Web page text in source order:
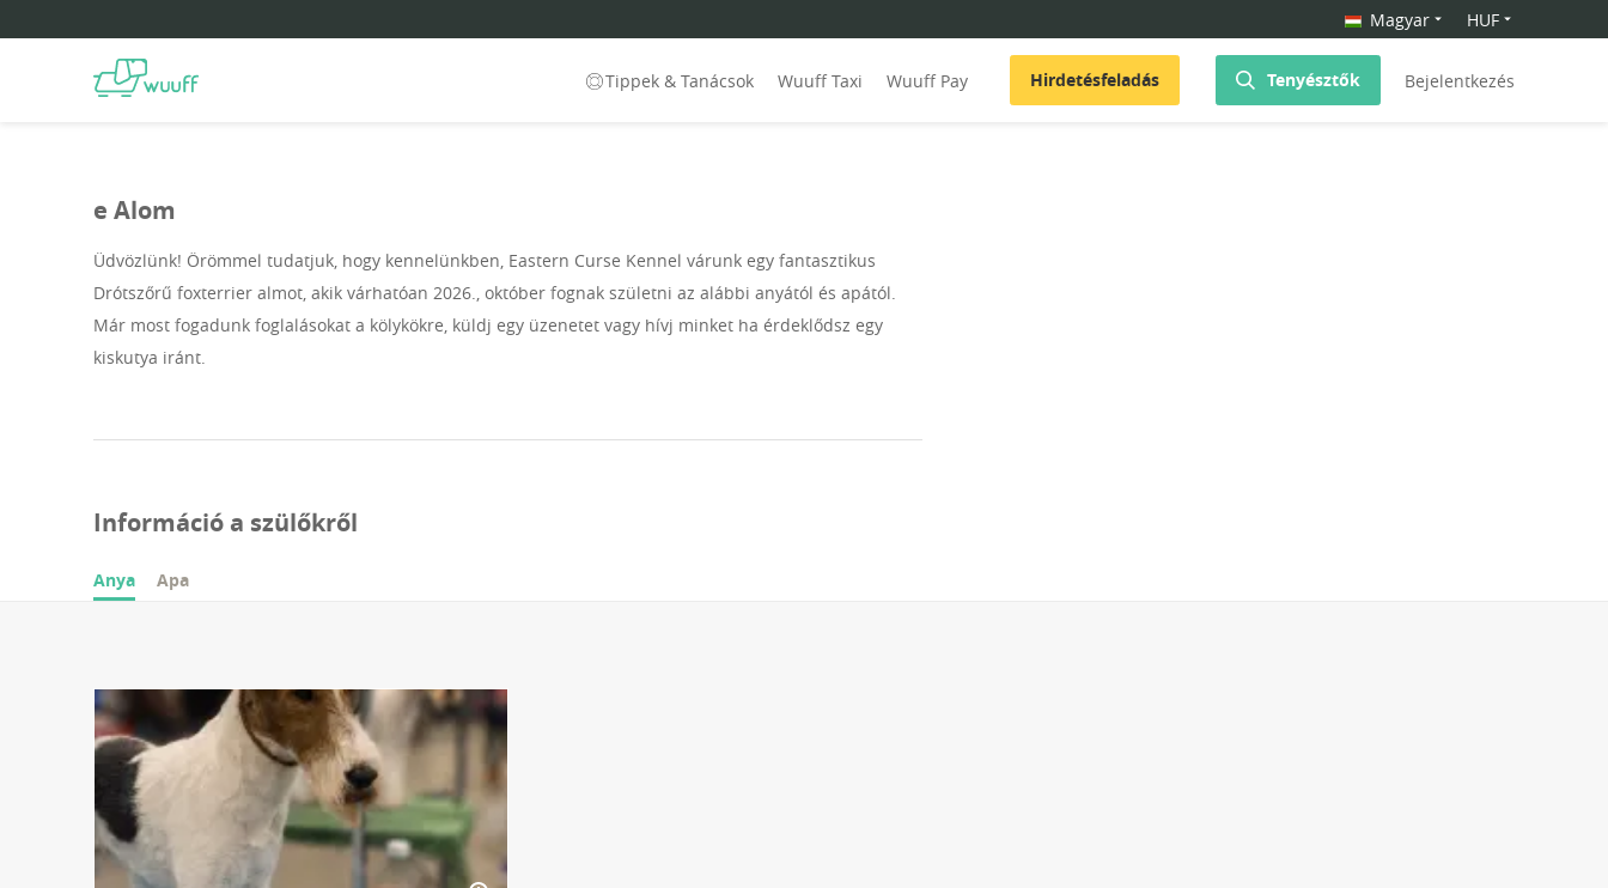
Magyar HUF
Tippek & Tanácsok Wuuff Taxi Wuuff Pay Hirdetésfeladás Tenyésztők Bejelentkezés
e Alom
Üdvözlünk! Örömmel tudatjuk, hogy kennelünkben, Eastern Curse Kennel várunk egy fantasztikus
Drótszőrű foxterrier almot, akik várhatóan 2026., október fognak születni az alábbi anyától és apától.
Már most fogadunk foglalásokat a kölykökre, küldj egy üzenetet vagy hívj minket ha érdeklődsz egy
kiskutya iránt.
Információ a szülőkről
Anya Apa